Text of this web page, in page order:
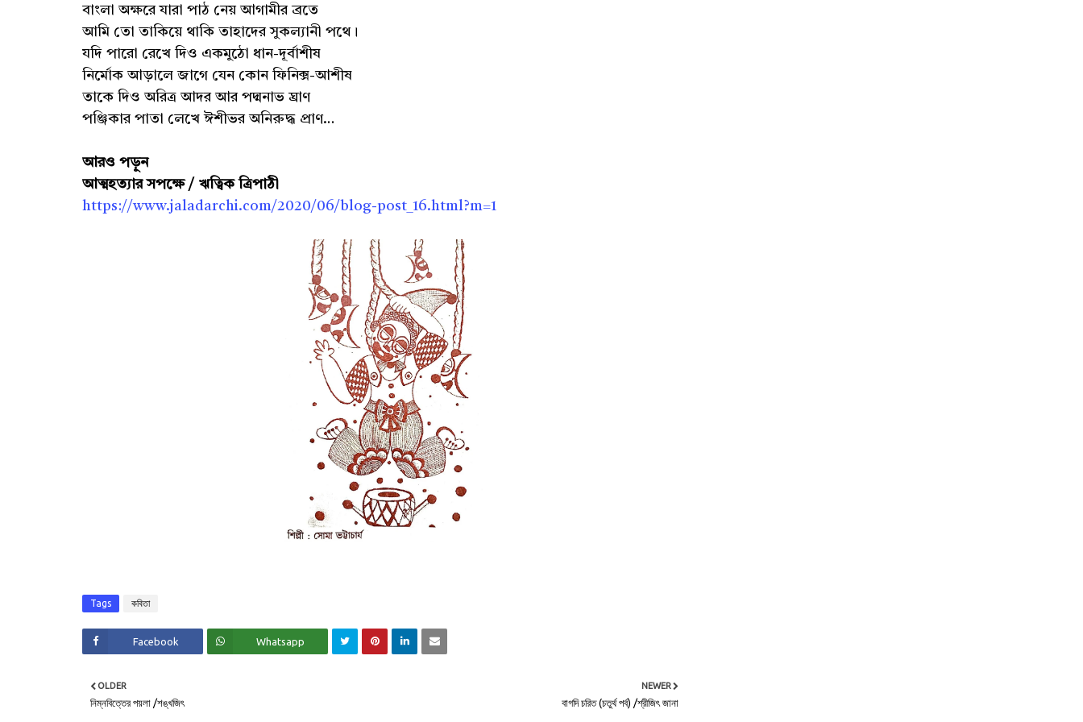
বাংলা অক্ষরে যারা পাঠ নেয় আগামীর ব্রতে
আমি তো তাকিয়ে থাকি তাহাদের সুকল্যানী পথে।
যদি পারো রেখে দিও একমুঠো ধান-দূর্বাশীষ
নির্মোক আড়ালে জাগে যেন কোন ফিনিক্স-আশীষ
তাকে দিও অরিত্র আদর আর পদ্মনাভ ঘ্রাণ
পঞ্জিকার পাতা লেখে ঈশীভর অনিরুদ্ধ প্রাণ…
আরও পড়ুন
আত্মহত্যার সপক্ষে / ঋত্বিক ত্রিপাঠী
https://www.jaladarchi.com/2020/06/blog-post_16.html?m=1
Tags কবিতা
Facebook Whatsapp
NEWER
বাগদি চরিত (চতুর্থ পর্ব) /শ্রীজিৎ জানা
OLDER
নিম্নবিত্তের পয়লা /শঙ্খজিৎ